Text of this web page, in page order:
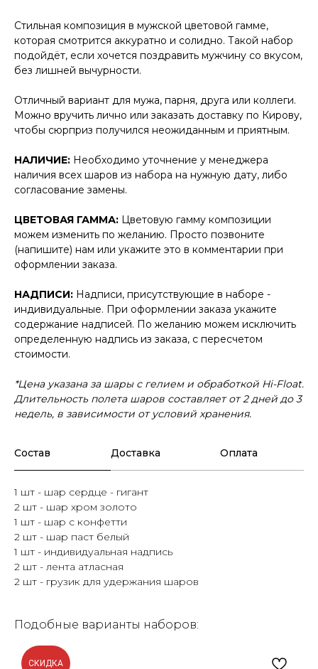
Стильная композиция в мужской цветовой гамме,
которая смотрится аккуратно и солидно. Такой набор
подойдёт, если хочется поздравить мужчину со вкусом,
без лишней вычурности.
Отличный вариант для мужа, парня, друга или коллеги.
Можно вручить лично или заказать доставку по Кирову,
чтобы сюрприз получился неожиданным и приятным.
НАЛИЧИЕ: Необходимо уточнение у менеджера
наличия всех шаров из набора на нужную дату, либо
согласование замены.
ЦВЕТОВАЯ ГАММА: Цветовую гамму композиции
можем изменить по желанию. Просто позвоните
(напишите) нам или укажите это в комментарии при
оформлении заказа.
НАДПИСИ: Надписи, присутствующие в наборе -
индивидуальные. При оформлении заказа укажите
содержание надписей. По желанию можем исключить
определенную надпись из заказа, с пересчетом
стоимости.
*Цена указана за шары с гелием и обработкой Hi-Float.
Длительность полета шаров составляет от 2 дней до 3
недель, в зависимости от условий хранения.
Состав Доставка Оплата
1 шт - шар сердце - гигант
2 шт - шар хром золото
1 шт - шар с конфетти
2 шт - шар паст белый
1 шт - индивидуальная надпись
2 шт - лента атласная
2 шт - грузик для удержания шаров
Подобные варианты наборов:
СКИДКА